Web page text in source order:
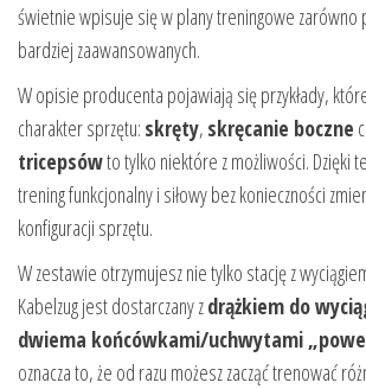
świetnie wpisuje się w plany treningowe zarówno
bardziej zaawansowanych.
W opisie producenta pojawiają się przykłady,
charakter sprzętu: skręty, skręcanie boczne
tricepsówto tylko niektóre z możliwości. Dzięki
trening funkcjonalny i siłowy bez konieczności
konfiguracji sprzętu.
W zestawie otrzymujesz nie tylko stację z
Kabelzug jest dostarczany zdrążkiem do
dwiema końcówkami/uchwytami
oznacza to, że od razu możesz zacząć trenować